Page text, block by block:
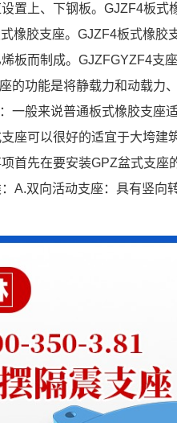
置上、下钢板。GJZF4板式
橡胶支座。GJZF4板式橡胶
板而制成。GJZFGYZF4支
的功能是将静载力和动载力
一般来说普通板式橡胶支座
座可以很好的适宜于大垮建
首先在要安装GPZ盆式支座
A.双向活动支座：具有竖向